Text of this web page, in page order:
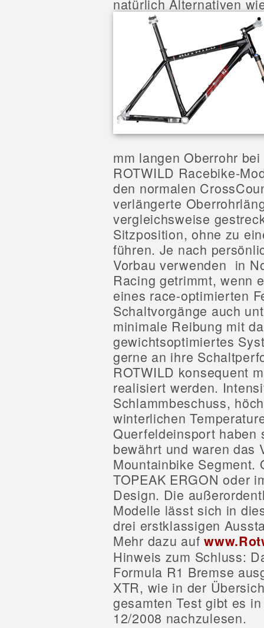
natürlich Alternativen
mm langen Oberrohr
ROTWILD Racebike-
den normalen
verlängerte
vergleichsweise
Sitzposition, ohne zu
führen. Je nach
Vorbau verwenden  in
Racing getrimmt, wenn
eines race-optimierten
Schaltvorgänge auch
minimale Reibung mit
gewichtsoptimiertes
gerne an ihre
ROTWILD konsequent
realisiert werden.
Schlammbeschuss,
winterlichen
Querfeldeinsport haben
bewährt und waren das
Mountainbike Segment.
TOPEAK ERGON oder
Design. Die
Modelle lässt sich in
drei erstklassigen
Mehr dazu auf
Hinweis zum Schluss:
Formula R1 Bremse
XTR, wie in der
gesamten Test gibt es
12/2008 nachzulesen.